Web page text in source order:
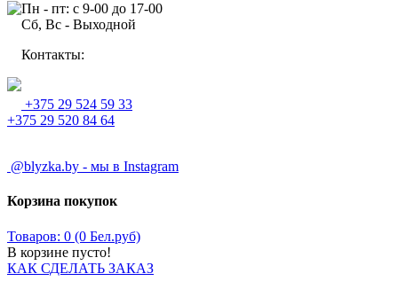
Пн - пт: с 9-00 до 17-00
Сб, Вс - Выходной
Контакты:
+375 29 524 59 33
+375 29 520 84 64
@blyzka.by - мы в Instagram
Корзина покупок
Товаров: 0 (0 Бел.руб)
В корзине пусто!
КАК СДЕЛАТЬ ЗАКАЗ